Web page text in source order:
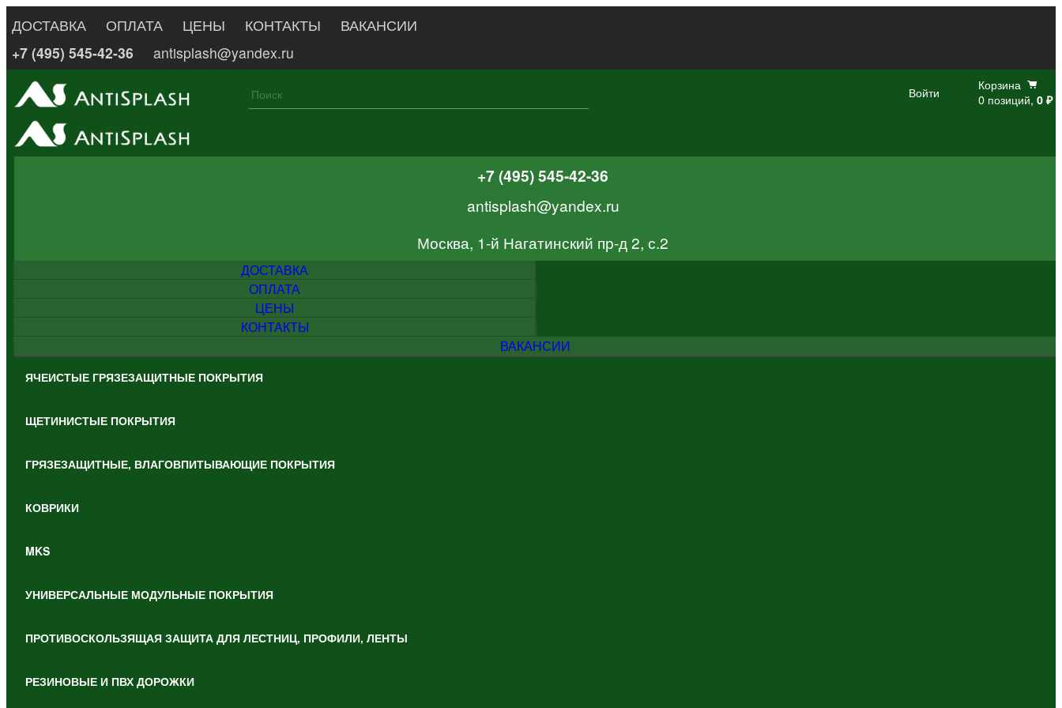
ДОСТАВКА ОПЛАТА ЦЕНЫ КОНТАКТЫ
ВАКАНСИИ
+7 (495) 545-42-36
antisplash@yandex.ru
Войти
Корзина
0 позиций, 0 ₽
+7 (495) 545-42-36
antisplash@yandex.ru
Москва, 1-й Нагатинский пр-д 2, с.2
ДОСТАВКА
ОПЛАТА
ЦЕНЫ
КОНТАКТЫ
ВАКАНСИИ
ЯЧЕИСТЫЕ ГРЯЗЕЗАЩИТНЫЕ ПОКРЫТИЯ
ЩЕТИНИСТЫЕ ПОКРЫТИЯ
ГРЯЗЕЗАЩИТНЫЕ, ВЛАГОВПИТЫВАЮЩИЕ ПОКРЫТИЯ
КОВРИКИ
MKS
УНИВЕРСАЛЬНЫЕ МОДУЛЬНЫЕ ПОКРЫТИЯ
ПРОТИВОСКОЛЬЗЯЩАЯ ЗАЩИТА ДЛЯ ЛЕСТНИЦ, ПРОФИЛИ, ЛЕНТЫ
РЕЗИНОВЫЕ И ПВХ ДОРОЖКИ